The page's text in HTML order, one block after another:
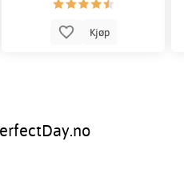
Kjøp